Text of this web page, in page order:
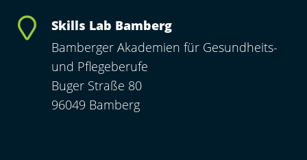
Skills Lab Bamberg
Bamberger Akademien für Gesundheits-
und Pflegeberufe
Buger Straße 80
96049 Bamberg